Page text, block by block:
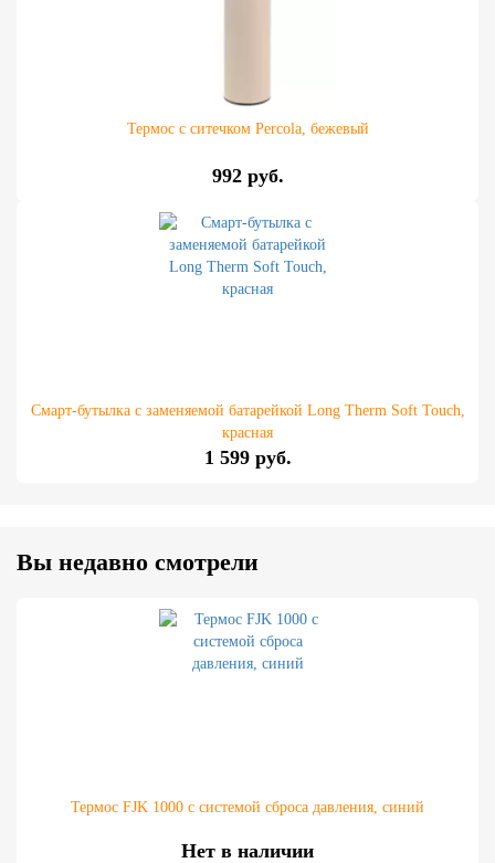
Термос с ситечком Percola, бежевый
992 руб.
Смарт-бутылка с заменяемой батарейкой Long Therm Soft Touch,
красная
1 599 руб.
Вы недавно смотрели
Термос FJK 1000 с системой сброса давления, синий
Нет в наличии